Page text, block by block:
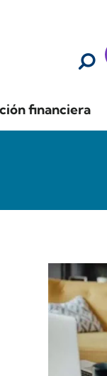
financiera